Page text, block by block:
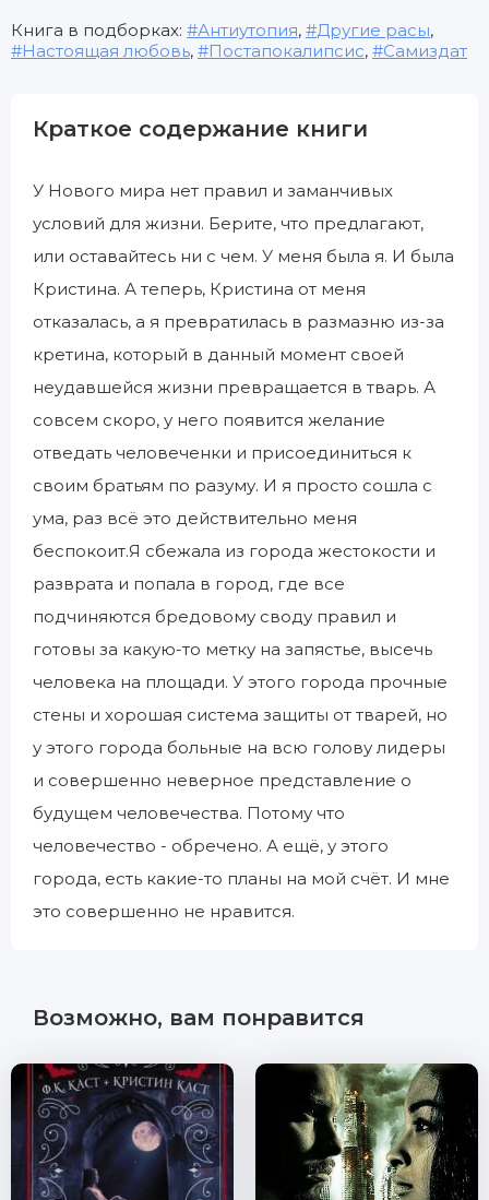
Книга в подборках: Антиутопия, Другие расы,
Настоящая любовь, Постапокалипсис, Самиздат
Краткое содержание книги
У Нового мира нет правил и заманчивых
условий для жизни. Берите, что предлагают,
или оставайтесь ни с чем. У меня была я. И была
Кристина. А теперь, Кристина от меня
отказалась, а я превратилась в размазню из-за
кретина, который в данный момент своей
неудавшейся жизни превращается в тварь. А
совсем скоро, у него появится желание
отведать человеченки и присоединиться к
своим братьям по разуму. И я просто сошла с
ума, раз всё это действительно меня
беспокоит.Я сбежала из города жестокости и
разврата и попала в город, где все
подчиняются бредовому своду правил и
готовы за какую-то метку на запястье, высечь
человека на площади. У этого города прочные
стены и хорошая система защиты от тварей, но
у этого города больные на всю голову лидеры
и совершенно неверное представление о
будущем человечества. Потому что
человечество - обречено. А ещё, у этого
города, есть какие-то планы на мой счёт. И мне
это совершенно не нравится.
Возможно, вам понравится